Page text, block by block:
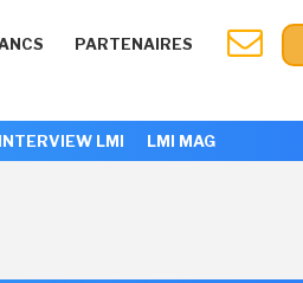
PARTENAIRES
INTERVIEW LMI LMI MAG